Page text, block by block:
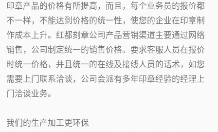
印章产品的价格有所提高，而且，每个业务员的报价都
不一样，不能达到价格的统一性，使您的企业在印章制
作成本上升。红都刻章公司产品营销渠道主要通过网络
销售，公司制定统一的销售价格。要求客服人员在报价
时统一价格，并且统一的在线及接线人员的话术，如您
需要上门联系洽谈，公司会派有多年印章经验的经理上
门洽谈业务。
我们的生产加工更环保